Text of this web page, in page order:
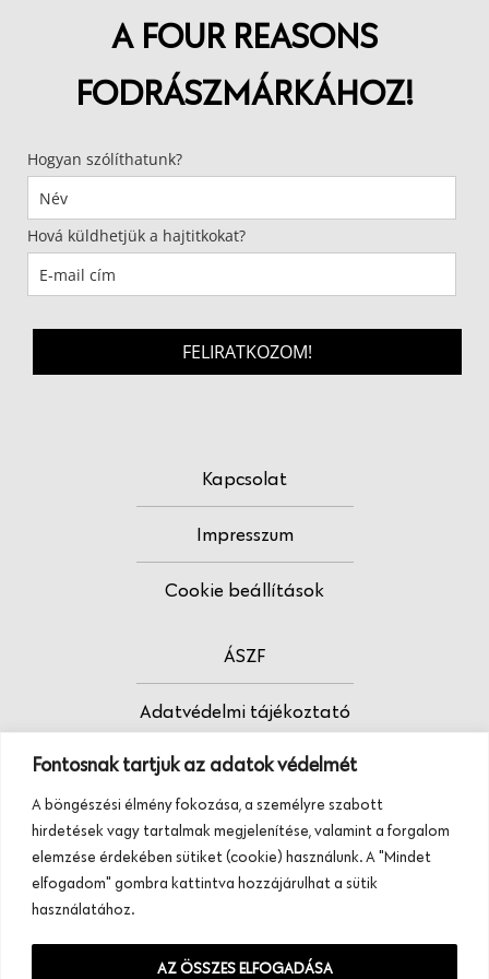
Fontosnak tartjuk az adatok védelmét
A böngészési élmény fokozása, a személyre szabott
hirdetések vagy tartalmak megjelenítése, valamint a forgalom
elemzése érdekében sütiket (cookie) használunk. A "Mindet
elfogadom" gombra kattintva hozzájárulhat a sütik
használatához.
AZ ÖSSZES ELFOGADÁSA
A FOUR REASONS
FODRÁSZMÁRKÁHOZ!
Hogyan szólíthatunk?
Hová küldhetjük a hajtitkokat?
FELIRATKOZOM!
Kapcsolat
Impresszum
Cookie beállítások
ÁSZF
Adatvédelmi tájékoztató
Fodrász vagy?
Tudj meg többet termékeinkről, szolgáltatásainkról.
Hívj minket, vagy üzenj nekünk ezen a
telefonszámon:
+36 20 945 84 74